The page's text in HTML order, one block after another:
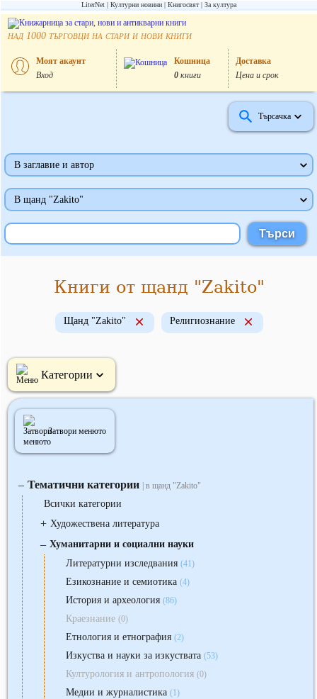
LiterNet Културни новини Книгосвят За култура
над 1000 търговци на стари и нови книги
Моят акаунт
Вход
Кошница
0книги
Доставка
Цена и срок
Търсачка
В заглавие и автор
В щанд "Zakito"
Книги от щанд "Zakito"
Щанд "Zakito" Религиознание
Категории
Затвори менюто
‒ Тематични категории | в щанд "Zakito"
Всички категории
+ Художествена литература
‒ Хуманитарни и социални науки
Литературни изследвания (41)
Езикознание и семиотика (4)
История и археология (86)
Краезнание (0)
Етнология и етнография (2)
Изкуства и науки за изкуствата (53)
Културология и антропология (0)
Медии и журналистика (1)